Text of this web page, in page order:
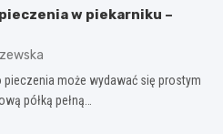
w piekarniku –
może wydawać się prostym
półką pełną…